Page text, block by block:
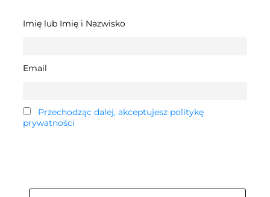
Imię lub Imię i Nazwisko
Email
Przechodząc dalej, akceptujesz politykę
prywatności